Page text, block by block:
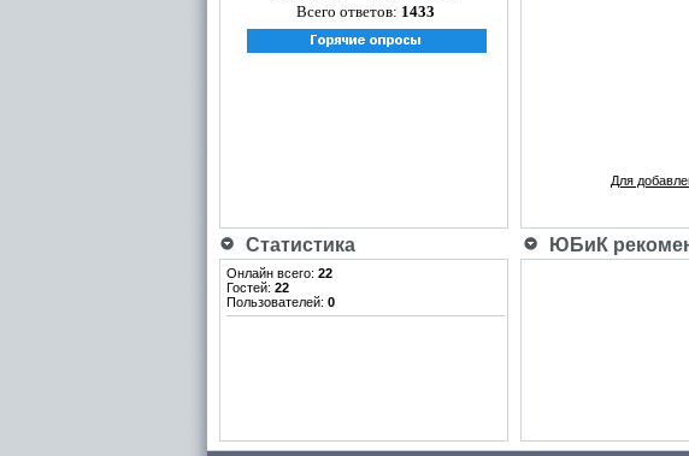
Всего ответов: 1433
Для
Статистика ЮБиК
Онлайн всего: 22
Гостей: 22
Пользователей: 0